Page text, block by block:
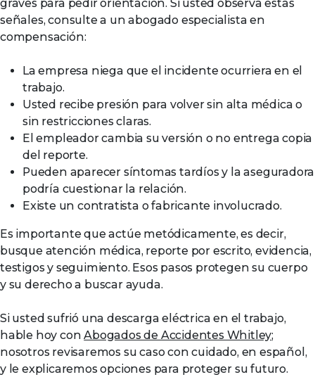
graves para pedir orientación. Si usted observa estas
señales, consulte a un abogado especialista en
compensación:
La empresa niega que el incidente ocurriera en el
trabajo.
Usted recibe presión para volver sin alta médica o
sin restricciones claras.
El empleador cambia su versión o no entrega copia
del reporte.
Pueden aparecer síntomas tardíos y la aseguradora
podría cuestionar la relación.
Existe un contratista o fabricante involucrado.
Es importante que actúe metódicamente, es decir,
busque atención médica, reporte por escrito, evidencia,
testigos y seguimiento. Esos pasos protegen su cuerpo
y su derecho a buscar ayuda.
Si usted sufrió una descarga eléctrica en el trabajo,
hable hoy conAbogados de Accidentes Whitley;
nosotros revisaremos su caso con cuidado, en español,
y le explicaremos opciones para proteger su futuro.